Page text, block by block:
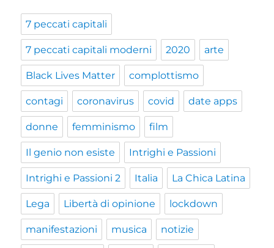
7 peccati capitali
7 peccati capitali moderni 2020 arte
Black Lives Matter complottismo
contagi coronavirus covid date apps
donne femminismo film
Il genio non esiste Intrighi e Passioni
Intrighi e Passioni 2 Italia La Chica Latina
Lega Libertà di opinione lockdown
manifestazioni musica notizie